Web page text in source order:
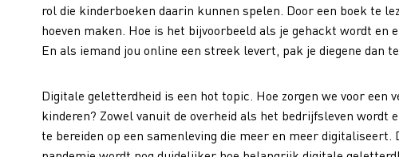
rol die kinderboeken daarin kunnen spelen. Door een boek te
hoeven maken. Hoe is het bijvoorbeeld als je gehackt wordt en
En als iemand jou online een streek levert, pak je diegene dan
Digitale geletterdheid is een hot topic. Hoe zorgen we voor een
kinderen? Zowel vanuit de overheid als het bedrijfsleven wordt
te bereiden op een samenleving die meer en meer